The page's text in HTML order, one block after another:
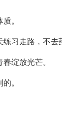
。
习走路，不去
绽放光芒。
。